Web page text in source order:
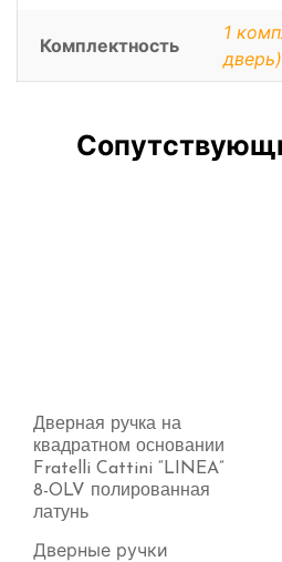
Комплектность
1
дверь)
Дверная ручка на
квадратном основании
Fratelli Cattini “LINEA”
8-OLV полированная
латунь
Дверные ручки